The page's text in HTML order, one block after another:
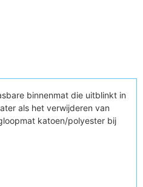
binnenmat die uitblinkt in
als het verwijderen van
katoen/polyester bij